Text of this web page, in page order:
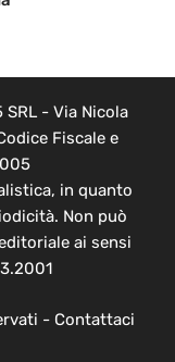
- Via Nicola
Fiscale e
in quanto
Non può
ai sensi
- Contattaci